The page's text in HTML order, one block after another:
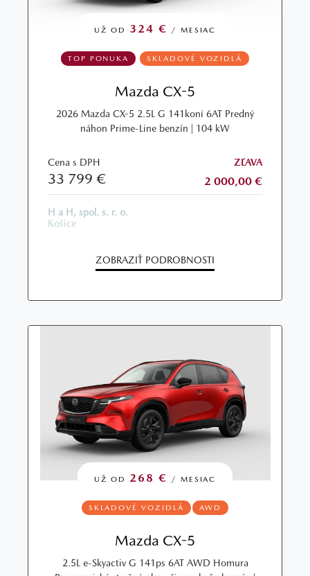
UŽ OD 324 € / MESIAC
TOP PONUKA SKLADOVÉ VOZIDLÁ
Mazda CX-5
2026 Mazda CX-5 2.5L G 141koní 6AT Predný
náhon Prime-Line benzín | 104 kW
Cena s DPH
33 799 €
ZĽAVA
2 000,00 €
H a H, spol. s. r. o.
Košice
ZOBRAZIŤ PODROBNOSTI
UŽ OD 268 € / MESIAC
SKLADOVÉ VOZIDLÁ AWD
Mazda CX-5
2.5L e-Skyactiv G 141ps 6AT AWD Homura